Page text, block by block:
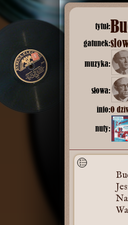
tytuł:
gatunek:
muzyka:
słowa:
info:O
nuty: